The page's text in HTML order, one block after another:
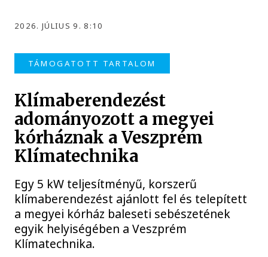
2026. JÚLIUS 9. 8:10
TÁMOGATOTT TARTALOM
Klímaberendezést
adományozott a megyei
kórháznak a Veszprém
Klímatechnika
Egy 5 kW teljesítményű, korszerű
klímaberendezést ajánlott fel és telepített
a megyei kórház baleseti sebészetének
egyik helyiségében a Veszprém
Klímatechnika.